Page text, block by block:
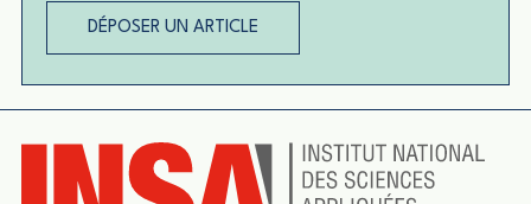
DÉPOSER UN ARTICLE